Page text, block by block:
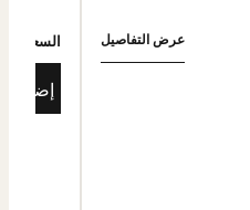
عرض التفاصيل السعر
إضافة